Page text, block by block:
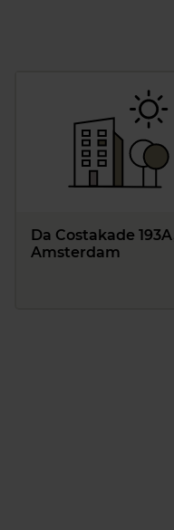
Da Costakade
Amsterdam